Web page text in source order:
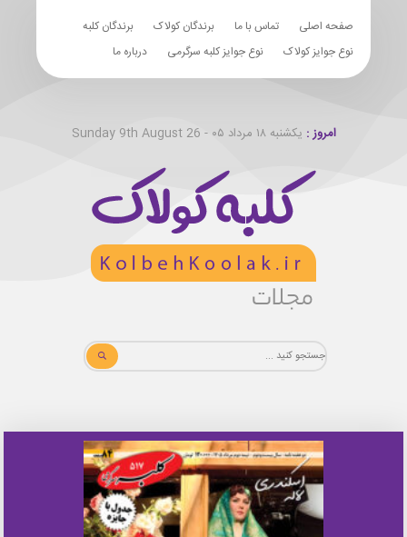
صفحه اصلی تماس با ما برندگان کولاک
برندگان کلبه
نوع جوایز کولاک
نوع جوایز کلبه سرگرمی درباره ما
امروز : یکشنبه ۱۸ مرداد ۰۵ - Sunday 9th August 26